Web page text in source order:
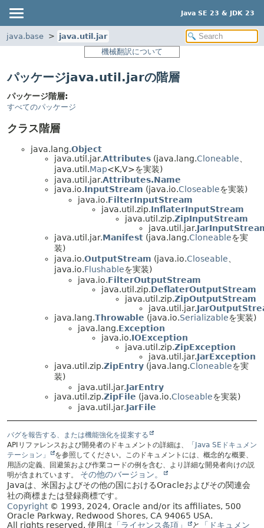
Java SE 23 & JDK 23
java.base
java.util.jar
機械翻訳について
パッケージjava.util.jarの階層
パッケージ階層:
すべてのパッケージ
クラス階層
java.lang.Object
java.util.jar.Attributes (java.lang.Cloneable
java.util.Map<K,V>を実装)
java.util.jar.Attributes.Name
java.io.InputStream (java.io.Closeableを実装)
java.io.FilterInputStream
java.util.zip.InflaterInputStream
java.util.zip.ZipInputStream
java.util.jar.
java.util.jar.Manifest (java.lang.Cloneableを実
装)
java.io.OutputStream (java.io.Closeable
java.io.Flushableを実装)
java.io.FilterOutputStream
java.util.zip.DeflaterOutputStream
java.util.zip.ZipOutputStream
java.util.jar.
java.lang.Throwable (java.io.Serializableを実装)
java.lang.Exception
java.io.IOException
java.util.zip.ZipException
java.util.jar.JarException
java.util.zip.ZipEntry (java.lang.Cloneableを実
装)
java.util.jar.JarEntry
java.util.zip.ZipFile (java.io.Closeableを実装)
java.util.jar.JarFile
バグを報告する、または機能強化を提案する
APIリファレンスおよび開発者のドキュメントの詳細は、
「Java SEドキュメン
テーション」
を参照してください。このドキュメントには、概念的な概要、
用語の定義、回避策および作業コードの例を含む、より詳細な開発者向けの説
明が含まれています。
その他のバージョン。
Javaは、米国およびその他の国におけるOracleおよびその関連会
社の商標または登録商標です。
Copyright© 1993, 2024, Oracle and/or its affiliates, 500
Oracle Parkway, Redwood Shores, CA 94065 USA.
All rights reserved. 使用は 「ライセンス条項」 と 「ドキュメン